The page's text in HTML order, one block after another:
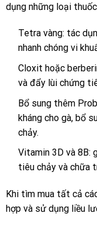
dụng những loại
Tetra vàng: tác
nhanh chóng vi
Cloxit hoặc
và đẩy lùi chứng
Bổ sung thêm
kháng cho gà, bổ
chảy.
Vitamin 3D và 8B:
tiêu chảy và chữa
Khi tìm mua tất cả
hợp và sử dụng liều